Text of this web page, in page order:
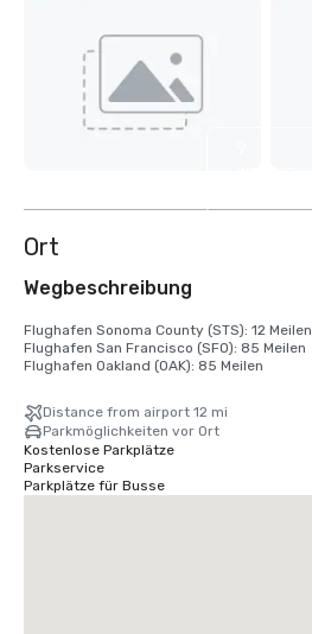
Ort
Wegbeschreibung
Flughafen Sonoma County (STS): 12 Meilen
Flughafen San Francisco (SFO): 85 Meilen
Flughafen Oakland (OAK): 85 Meilen
Distance from airport 12 mi
Parkmöglichkeiten vor Ort
Kostenlose Parkplätze
Parkservice
Parkplätze für Busse